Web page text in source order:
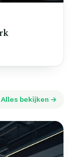
Alles bekijken →